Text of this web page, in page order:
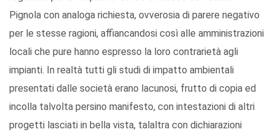
Pignola con analoga richiesta, ovverosia di parere negativo
per le stesse ragioni, affiancandosi così alle amministrazioni
locali che pure hanno espresso la loro contrarietà agli
impianti. In realtà tutti gli studi di impatto ambientali
presentati dalle società erano lacunosi, frutto di copia ed
incolla talvolta persino manifesto, con intestazioni di altri
progetti lasciati in bella vista, talaltra con dichiarazioni